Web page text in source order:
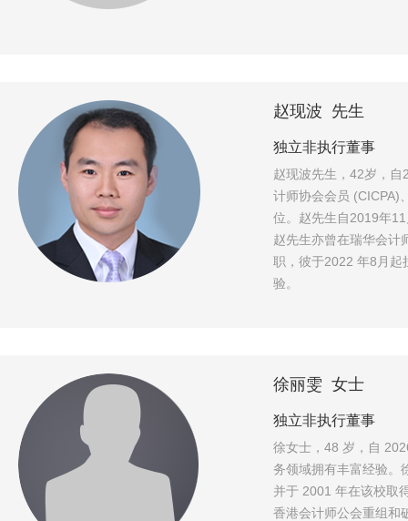
赵现波 先生
独立非执行董事
赵现波先生，42岁，
计师协会会员 (CICPA)
位。赵先生自2019年
赵先生亦曾在瑞华会计
职，彼于2022 年8月起
验。
徐丽雯 女士
独立非执行董事
徐女士，48 岁，自
务领域拥有丰富经验。
并于 2001 年在该校取
香港会计师公会重组和